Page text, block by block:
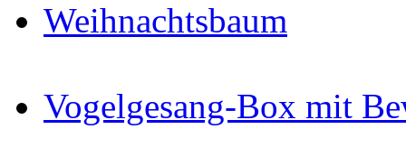
Weihnachtsbaum
Vogelgesang-Box mit